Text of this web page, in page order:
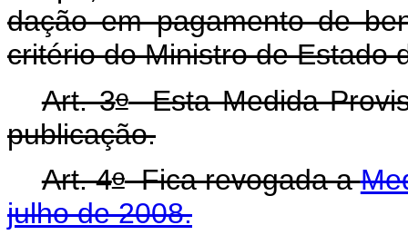
dação em pagamento de
critério do Ministro de Estado
Art. 3oEsta Medida
publicação.
Art. 4oFica revogada a
julho de 2008.